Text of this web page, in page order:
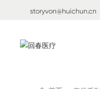
storyvon@huichun.cn